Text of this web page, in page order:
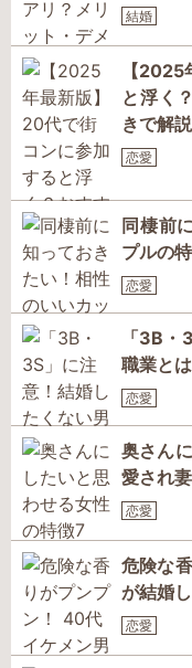
結婚
【
と浮く
きで解説
恋愛
同棲前
プルの
恋愛
「3B
職業と
恋愛
奥さん
愛され
恋愛
危険な
が結婚
恋愛